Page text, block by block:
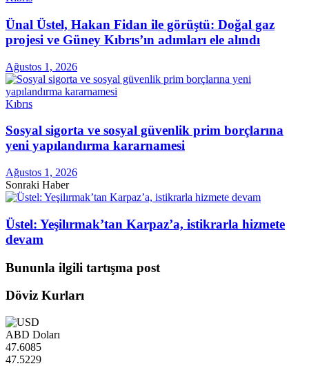
Ünal Üstel, Hakan Fidan ile görüştü: Doğal gaz
projesi ve Güney Kıbrıs’ın adımları ele alındı
Ağustos 1, 2026
Kıbrıs
Sosyal sigorta ve sosyal güvenlik prim borçlarına
yeni yapılandırma kararnamesi
Ağustos 1, 2026
Sonraki Haber
Üstel: Yeşilırmak’tan Karpaz’a, istikrarla hizmete
devam
Bununla ilgili tartışma post
Döviz Kurları
ABD Doları
47.6085
47.5229